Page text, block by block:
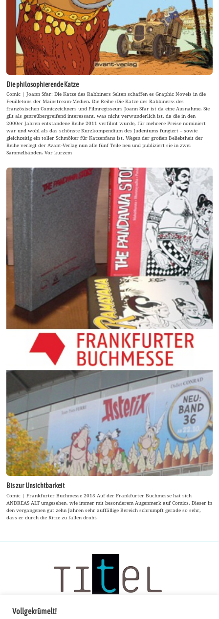
Die philosophierende Katze
Comic | Joann Sfar: Die Katze des Rabbiners Selten schaffen es Graphic Novels in die
Feuilletons der Mainstream-Medien. Die Reihe ›Die Katze des Rabbiners‹ des
französischen Comiczeichners und Filmregisseurs Joann Sfar ist da eine Ausnahme. Sie
gilt als genreübergreifend interessant, was nicht verwunderlich ist, da die in den
2000er Jahren entstandene Reihe 2011 verfilmt wurde, für mehrere Preise nominiert
war und wohl als das schönste Kurzkompendium des Judentums fungiert – sowie
gleichzeitig ein toller Schmöker für Katzenfans ist. Wegen der großen Beliebtheit der
Reihe verlegt der Avant-Verlag nun alle fünf Teile neu und publiziert sie in zwei
Sammelbänden. Vor kurzem
Bis zur Unsichtbarkeit
Comic | Frankfurter Buchmesse 2015 Auf der Frankfurter Buchmesse hat sich
ANDREAS ALT umgesehen, wie immer mit besonderem Augenmerk auf Comics. Dieser in
den vergangenen gut zehn Jahren sehr auffällige Bereich schrumpft gerade so sehr,
dass er durch die Ritze zu fallen droht.
Vollgekrümelt!